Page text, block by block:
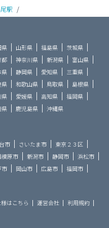
駅 /
県 山形県 福島県
茨城県
都 神奈川県 新潟県
富山県
県 静岡県 愛知県
三重県
県 和歌山県 鳥取県
島根県
県 愛媛県 高知県
福岡県
県 鹿児島県 沖縄県
市 さいたま市
東京２３区
模原市 新潟市 静岡市
浜松市
市 岡山市 広島市
福岡市
はこちら 運営会社
利用規約